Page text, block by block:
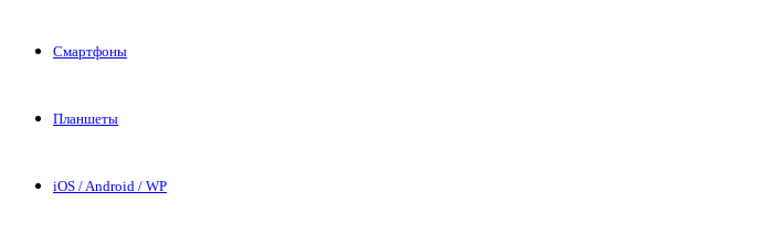
Смартфоны
Планшеты
iOS / Android / WP